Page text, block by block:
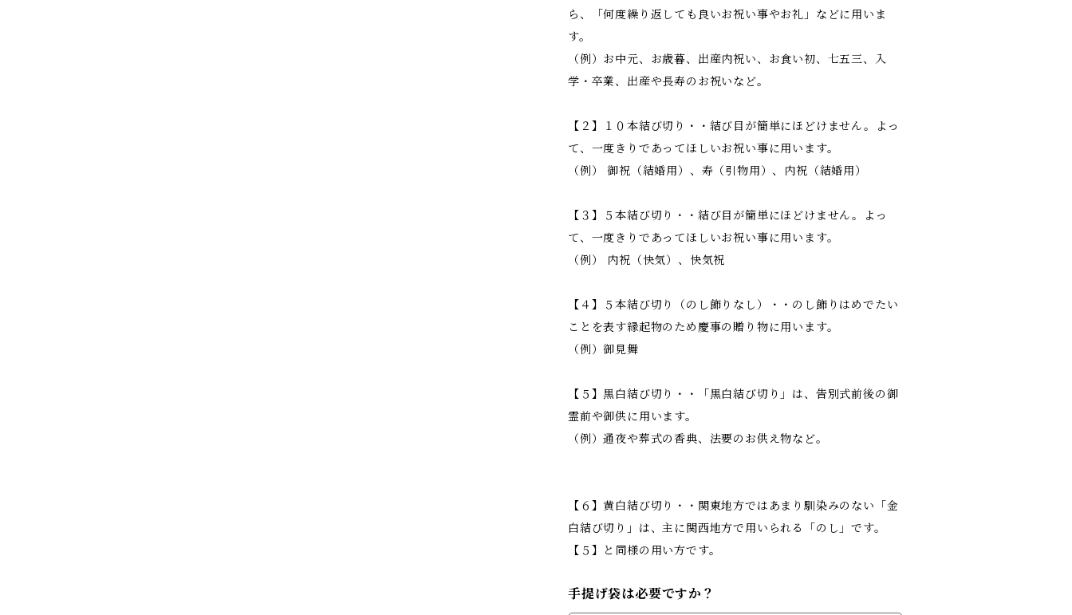
ら、「何度繰り返しても良いお祝い事やお礼」などに用いま
す。
（例）お中元、お歳暮、出産内祝い、お食い初、七五三、入
学・卒業、出産や長寿のお祝いなど。
【２】１０本結び切り・・結び目が簡単にほどけません。よっ
て、一度きりであってほしいお祝い事に用います。
（例） 御祝（結婚用）、寿（引物用）、内祝（結婚用）
【３】５本結び切り・・結び目が簡単にほどけません。よっ
て、一度きりであってほしいお祝い事に用います。
（例） 内祝（快気）、快気祝
【４】５本結び切り（のし飾りなし）・・のし飾りはめでたい
ことを表す縁起物のため慶事の贈り物に用います。
（例）御見舞
【５】黒白結び切り・・「黒白結び切り」は、告別式前後の御
霊前や御供に用います。
（例）通夜や葬式の香典、法要のお供え物など。
【６】黄白結び切り・・関東地方ではあまり馴染みのない「金
白結び切り」は、主に関西地方で用いられる「のし」です。
【５】と同様の用い方です。
手提げ袋は必要ですか？